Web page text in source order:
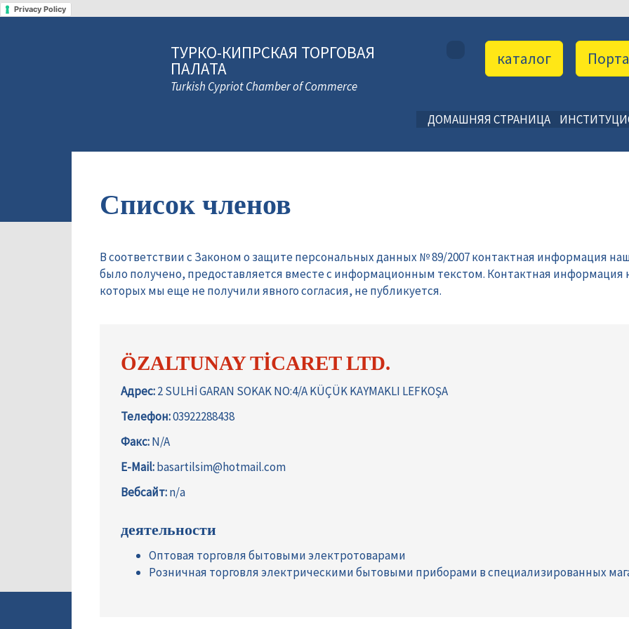
Privacy Policy
ТУРКО-КИПРСКАЯ ТОРГОВАЯ
ПАЛАТА
Turkish Cypriot Chamber of Commerce
каталог
ДОМАШНЯЯ СТРАНИЦА
Список членов
В соответствии с Законом о защите персональных данных № 89/2007 контактная информация
было получено, предоставляется вместе с информационным текстом. Контактная информация
которых мы еще не получили явного согласия, не публикуется.
ÖZALTUNAY TİCARET LTD.
Адрес:2 SULHİ GARAN SOKAK NO:4/A KÜÇÜK KAYMAKLI LEFKOŞA
Телефон:03922288438
Факс:N/A
E-Mail:basartilsim@hotmail.com
Вебсайт:n/a
деятельности
Оптовая торговля бытовыми электротоварами
Розничная торговля электрическими бытовыми приборами в специализированных